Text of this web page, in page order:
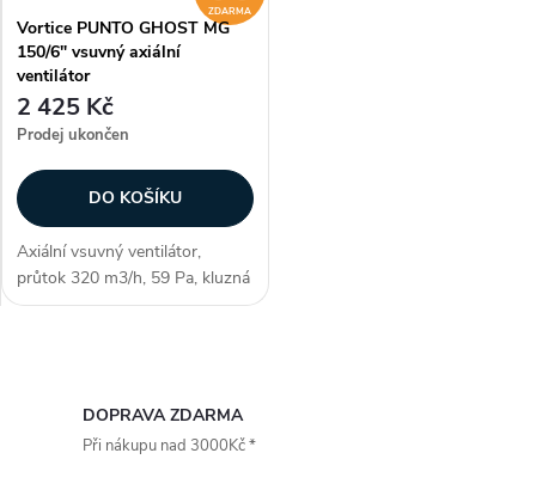
ZDARMA
Vortice PUNTO GHOST MG
150/6" vsuvný axiální
ventilátor
2 425 Kč
Prodej ukončen
DO KOŠÍKU
Axiální vsuvný ventilátor,
průtok 320 m3/h, 59 Pa, kluzná
ložiska, montáž do stěny, max.
DOPRAVA ZDARMA
Při nákupu nad 3000Kč *